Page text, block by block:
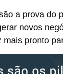
a prova do
novos
mais pronto